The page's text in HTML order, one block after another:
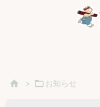
 >  お知らせ